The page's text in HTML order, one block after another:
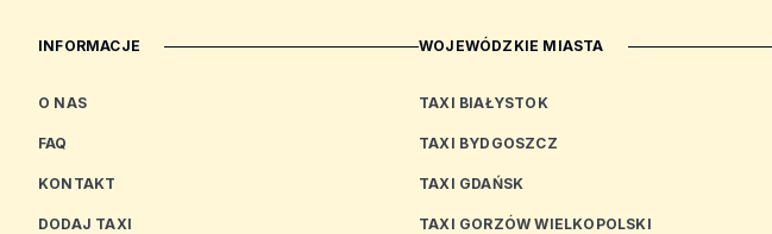
INFORMACJE
O NAS
FAQ
KONTAKT
DODAJ TAXI
WOJEWÓDZKIE MIASTA
TAXI BIAŁYSTOK
TAXI BYDGOSZCZ
TAXI GDAŃSK
TAXI GORZÓW WIELKOPOLSKI